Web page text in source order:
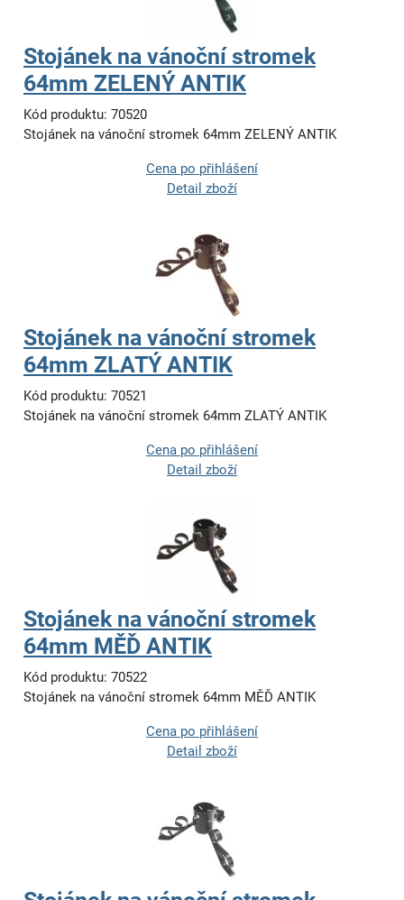
Stojánek na vánoční stromek
64mm ZELENÝ ANTIK
Kód produktu: 70520
Stojánek na vánoční stromek 64mm ZELENÝ ANTIK
Cena po přihlášení
Detail zboží
Stojánek na vánoční stromek
64mm ZLATÝ ANTIK
Kód produktu: 70521
Stojánek na vánoční stromek 64mm ZLATÝ ANTIK
Cena po přihlášení
Detail zboží
Stojánek na vánoční stromek
64mm MĚĎ ANTIK
Kód produktu: 70522
Stojánek na vánoční stromek 64mm MĚĎ ANTIK
Cena po přihlášení
Detail zboží